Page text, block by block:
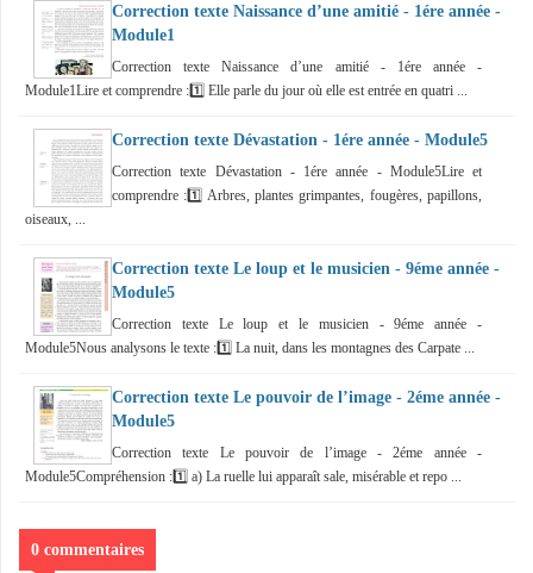
Correction texte Naissance d’une amitié - 1ére année -
Module1
Correction texte Naissance d’une amitié - 1ére année -
Module1Lire et comprendre :1️⃣ Elle parle du jour où elle est entrée en quatri ...
Correction texte Dévastation - 1ére année - Module5
Correction texte Dévastation - 1ére année - Module5Lire et
comprendre :1️⃣ Arbres, plantes grimpantes, fougères, papillons,
oiseaux, ...
Correction texte Le loup et le musicien - 9éme année -
Module5
Correction texte Le loup et le musicien - 9éme année -
Module5Nous analysons le texte :1️⃣ La nuit, dans les montagnes des Carpate ...
Correction texte Le pouvoir de l’image - 2éme année -
Module5
Correction texte Le pouvoir de l’image - 2éme année -
Module5Compréhension :1️⃣ a) La ruelle lui apparaît sale, misérable et repo ...
0 commentaires